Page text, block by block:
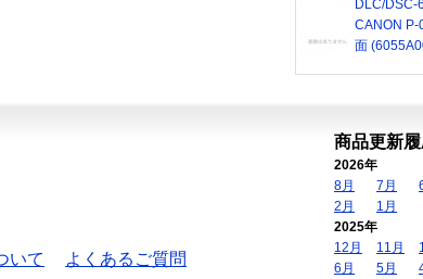
DLC/DSC-
CANON P-
面
いて
よくあるご質問
商品更新
2026年
8月
7月
2月
1月
2025年
12月
11月
6月
5月